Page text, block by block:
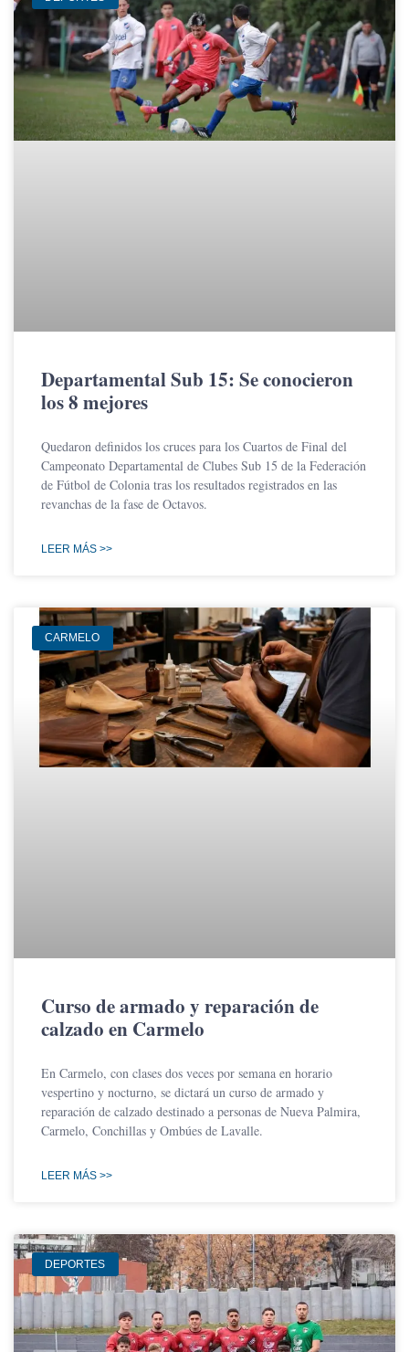
Departamental Sub 15: Se conocieron
los 8 mejores
Quedaron definidos los cruces para los Cuartos de Final del
Campeonato Departamental de Clubes Sub 15 de la Federación
de Fútbol de Colonia tras los resultados registrados en las
revanchas de la fase de Octavos.
LEER MÁS >>
CARMELO
Curso de armado y reparación de
calzado en Carmelo
En Carmelo, con clases dos veces por semana en horario
vespertino y nocturno, se dictará un curso de armado y
reparación de calzado destinado a personas de Nueva Palmira,
Carmelo, Conchillas y Ombúes de Lavalle.
LEER MÁS >>
DEPORTES